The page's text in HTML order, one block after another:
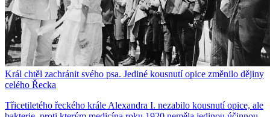
Král chtěl zachránit svého psa. Jediné kousnutí opice změnilo dějiny
celého Řecka
Třicetiletého řeckého krále Alexandra I. nezabilo kousnutí opice, ale